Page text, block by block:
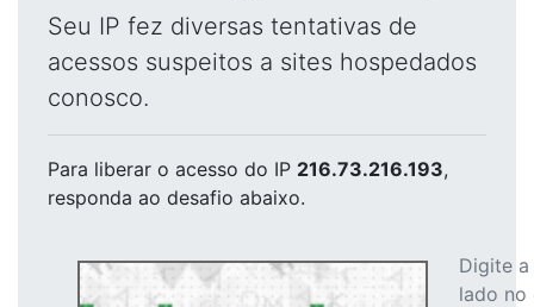
Seu IP fez diversas tentativas de
acessos suspeitos a sites hospedados
conosco.
Para liberar o acesso do IP 216.73.216.193,
responda ao desafio abaixo.
Digite
lado no